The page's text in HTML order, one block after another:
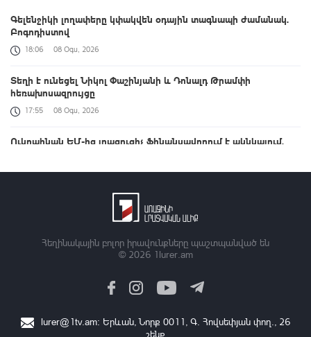
Գելենջիկի լողափերը կփակվեն օդային տագնապի ժամանակ.
Բոգոդիստով
18:06 08 Օգս, 2026
Տեղի է ունեցել Նիկոլ Փաշինյանի և Դոնալդ Թրամփի
հեռախոսազրույցը
17:55 08 Օգս, 2026
Ուկրաինան ԵՄ-ից լրացուցիչ ֆինանսավորում է ակնկալում.
17:26 08 Օգս, 2026
Բուլղարիայում ԱԹՍ-ն պայթել է Ուկրաինան Թուրքիային
կապող գազատարի մոտակայքում
Մենք կենտրոնանալու ենք TRIPP նախագծի վրա, որը ևս մեկ
Հեղինակային բոլոր իրավունքները պաշտպանված են
© 2026 1lurer.am
lurer@1tv.am։ Երևան, Նորք 0011, Գ․ Հովսեփյան փող., 26
շենք